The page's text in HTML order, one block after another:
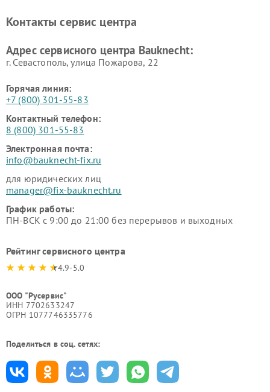
Контакты сервис центра
Адрес сервисного центра Bauknecht:
г. Севастополь, улица Пожарова, 22
Горячая линия:
+7 (800) 301-55-83
Контактный телефон:
8 (800) 301-55-83
Электронная почта:
info@bauknecht-fix.ru
для юридических лиц
manager@fix-bauknecht.ru
График работы:
ПН-ВСК с 9:00 до 21:00 без перерывов и выходных
Рейтинг сервисного центра
4.9-5.0
ООО "Русервис"
ИНН 7702633247
ОГРН 1077746335776
Поделиться в соц. сетях: